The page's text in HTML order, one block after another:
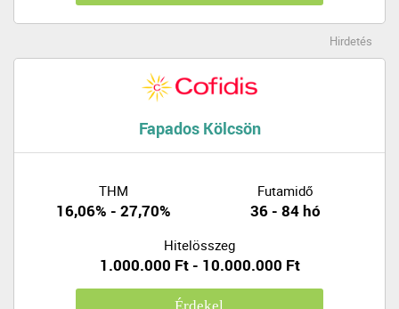
Hirdetés
Fapados Kölcsön
THM
16,06% - 27,70%
Futamidő
36 - 84 hó
Hitelösszeg
1.000.000 Ft - 10.000.000 Ft